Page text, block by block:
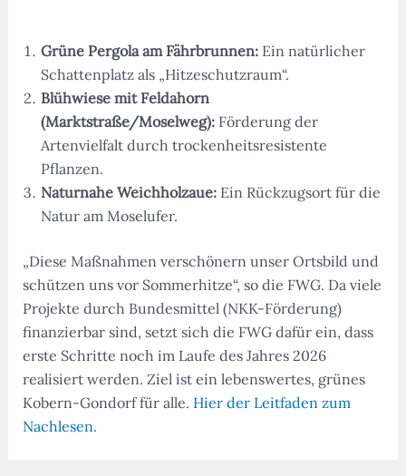
Grüne Pergola am Fährbrunnen:Ein natürlicher
Schattenplatz als „Hitzeschutzraum“.
Blühwiese mit Feldahorn
(Marktstraße/Moselweg):Förderung der
Artenvielfalt durch trockenheitsresistente
Pflanzen.
Naturnahe Weichholzaue:Ein Rückzugsort für die
Natur am Moselufer.
„Diese Maßnahmen verschönern unser Ortsbild und
schützen uns vor Sommerhitze“, so die FWG. Da viele
Projekte durch Bundesmittel (NKK-Förderung)
finanzierbar sind, setzt sich die FWG dafür ein, dass
erste Schritte noch im Laufe des Jahres 2026
realisiert werden. Ziel ist ein lebenswertes, grünes
Kobern-Gondorf für alle. Hier der Leitfaden zum
Nachlesen.